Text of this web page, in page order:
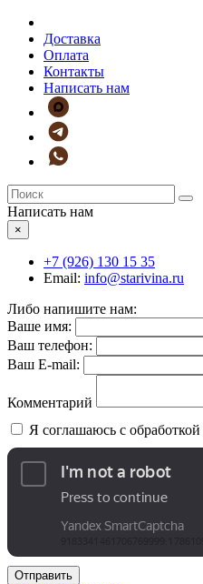
Доставка
Оплата
Контакты
Написать нам
Написать нам
×
+7 (926) 130 15 35
Email: info@starivina.ru
Либо напишите нам:
Ваше имя:
Ваш телефон:
Ваш E-mail:
Комментарий
Я соглашаюсь с обработкой
Отправить